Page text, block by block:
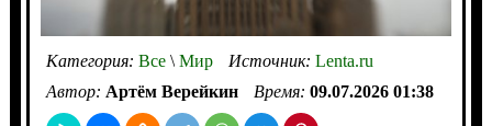
Категория: Все\Мир Источник: Lenta.ru
Автор: Артём Верейкин Время: 09.07.2026 01:38